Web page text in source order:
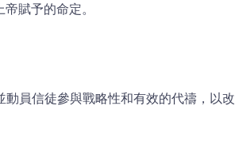
賦予的命定。
員信徒參與戰略性和有效的代禱，以改